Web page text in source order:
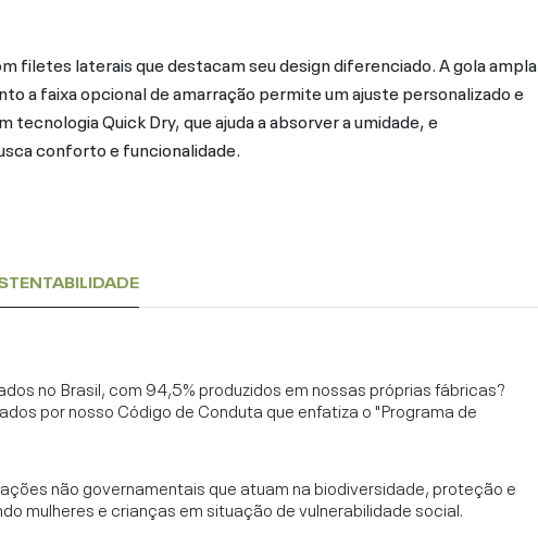
filetes laterais que destacam seu design diferenciado. A gola ampla
a faixa opcional de amarração permite um ajuste personalizado e
Quick Dry, que ajuda a absorver a umidade, e
conforto e funcionalidade.
no Brasil, com 94,5% produzidos em nossas próprias fábricas?
por nosso Código de Conduta que enfatiza o "Programa de
não governamentais que atuam na biodiversidade, proteção e
mulheres e crianças em situação de vulnerabilidade social.